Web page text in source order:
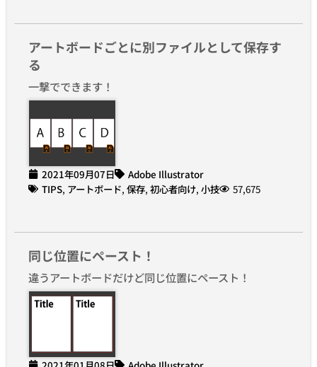
アートボードごとに別ファイルとして保存す
る
一撃でできます！
2021年09月07日
Adobe Illustrator
TIPS, アートボード, 保存, 初心者向け, 小技 57,675
同じ位置にペースト！
違うアートボードだけど同じ位置にペースト！